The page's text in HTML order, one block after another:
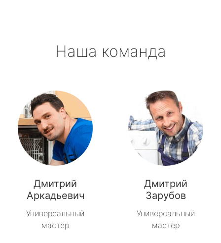
Наша команда
Дмитрий
Аркадьевич
Универсальный
мастер
Дмитрий
Зарубов
Универсальный
мастер